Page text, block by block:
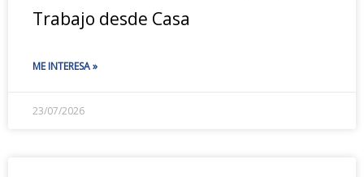
Trabajo desde Casa
ME INTERESA »
23/07/2026